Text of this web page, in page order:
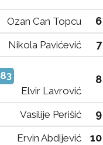
Ozan Can Topcu 6
Nikola Pavićević 7
83
Elvir Lavrović
8
Vasilije Perišić 9
Ervin Abdijević
10